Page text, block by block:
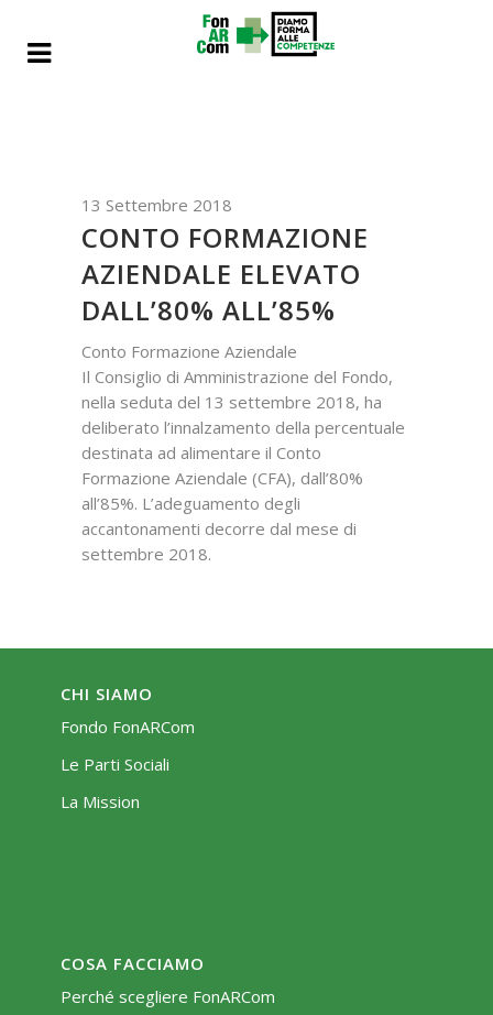
13 Settembre 2018
CONTO FORMAZIONE
AZIENDALE ELEVATO
DALL’80% ALL’85%
Conto Formazione Aziendale
Il Consiglio di Amministrazione del Fondo,
nella seduta del 13 settembre 2018, ha
deliberato l’innalzamento della percentuale
destinata ad alimentare il Conto
Formazione Aziendale (CFA), dall’80%
all’85%. L’adeguamento degli
accantonamenti decorre dal mese di
settembre 2018.
CHI SIAMO
Fondo FonARCom
Le Parti Sociali
La Mission
COSA FACCIAMO
Perché scegliere FonARCom